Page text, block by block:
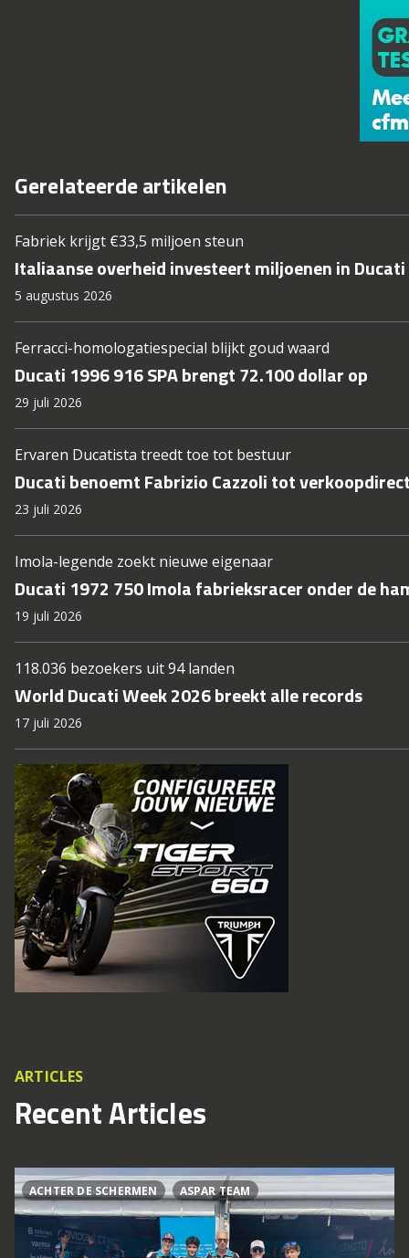
Gerelateerde artikelen
Fabriek krijgt €33,5 miljoen steun
Italiaanse overheid investeert miljoenen in Ducati
5 augustus 2026
Ferracci-homologatiespecial blijkt goud waard
Ducati 1996 916 SPA brengt 72.100 dollar op
29 juli 2026
Ervaren Ducatista treedt toe tot bestuur
Ducati benoemt Fabrizio Cazzoli tot
23 juli 2026
Imola-legende zoekt nieuwe eigenaar
Ducati 1972 750 Imola fabrieksracer onder de
19 juli 2026
118.036 bezoekers uit 94 landen
World Ducati Week 2026 breekt alle records
17 juli 2026
ARTICLES
Recent Articles
ACHTER DE SCHERMEN ASPAR TEAM